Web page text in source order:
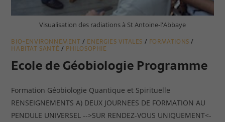
Visualisation des radiations à St Antoine-l'Abbaye
BIO-ENVIRONNEMENT / ENERGIES VITALES / FORMATIONS /
HABITAT SANTÉ / PHILOSOPHIE
Ecole de Géobiologie Programme
Formation Géobiologie Quantique et Spirituelle
RENSEIGNEMENTS A) DEUX JOURNEES DE FORMATION AU
PENDULE UNIVERSEL -->SUR RENDEZ-VOUS UNIQUEMENT<-